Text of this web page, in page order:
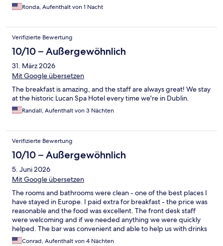
Ronda, Aufenthalt von 1 Nacht
Verifizierte Bewertung
10/10 – Außergewöhnlich
31. März 2026
Mit Google übersetzen
The breakfast is amazing, and the staff are always great! We stay
at the historic Lucan Spa Hotel every time we're in Dublin.
Randall, Aufenthalt von 3 Nächten
Verifizierte Bewertung
10/10 – Außergewöhnlich
5. Juni 2026
Mit Google übersetzen
The rooms and bathrooms were clean - one of the best places I
have stayed in Europe. I paid extra for breakfast - the price was
reasonable and the food was excellent. The front desk staff
were welcoming and if we needed anything we were quickly
helped. The bar was convenient and able to help us with drinks
or water. I would stay here again - great hotel!
Conrad, Aufenthalt von 4 Nächten